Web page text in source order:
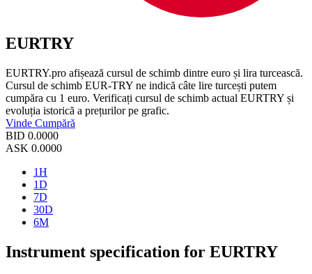
EURTRY
EURTRY.pro afișează cursul de schimb dintre euro și lira turcească.
Cursul de schimb EUR-TRY ne indică câte lire turcești putem
cumpăra cu 1 euro. Verificați cursul de schimb actual EURTRY și
evoluția istorică a prețurilor pe grafic.
Vinde Cumpără
BID 0.0000
ASK 0.0000
1H
1D
7D
30D
6M
Instrument specification for EURTRY